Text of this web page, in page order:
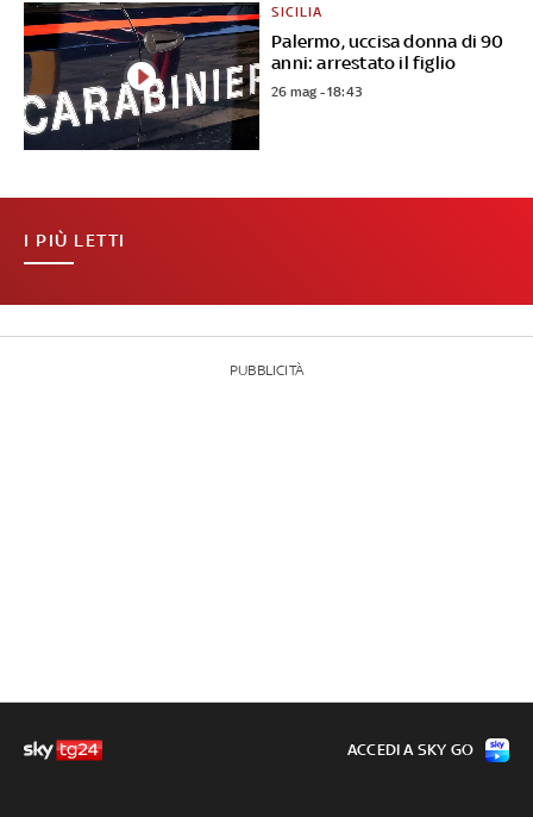
Palermo, uccisa donna di 90
anni: arrestato il figlio
SICILIA
26 mag - 18:43
I PIÙ LETTI
PUBBLICITÀ
ACCEDI A SKY GO